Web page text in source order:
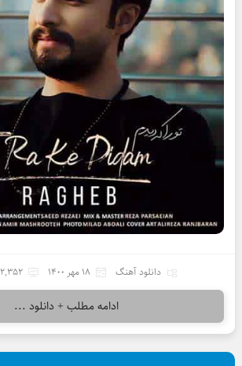
دانلود آهنگ 18 مهر 1400 2,352
ادامه مطلب + دانلود ...